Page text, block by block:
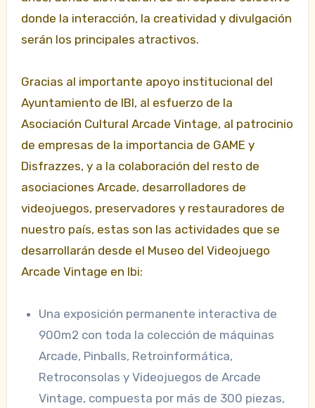
donde la interacción, la creatividad y divulgación
serán los principales atractivos.
Gracias al importante apoyo institucional del
Ayuntamiento de IBI, al esfuerzo de la
Asociación Cultural Arcade Vintage, al patrocinio
de empresas de la importancia de GAME y
Disfrazzes, y a la colaboración del resto de
asociaciones Arcade, desarrolladores de
videojuegos, preservadores y restauradores de
nuestro país, estas son las actividades que se
desarrollarán desde el Museo del Videojuego
Arcade Vintage en Ibi:
Una exposición permanente interactiva de
900m2 con toda la colección de máquinas
Arcade, Pinballs, Retroinformática,
Retroconsolas y Videojuegos de Arcade
Vintage, compuesta por más de 300 piezas,